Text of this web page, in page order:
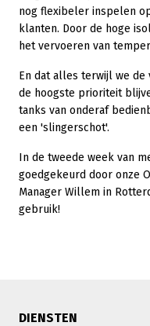
nog flexibeler inspelen
klanten. Door de hoge
het vervoeren van
En dat alles terwijl we de
de hoogste prioriteit
tanks van onderaf
een 'slingerschot'.
In de tweede week van
goedgekeurd door onze
Manager Willem in
gebruik!
DIENSTEN